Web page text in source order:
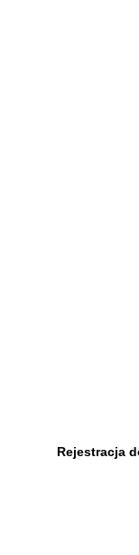
Rejestracja